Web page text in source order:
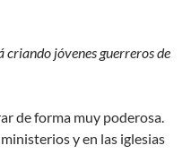
criando jóvenes guerreros de
de forma muy poderosa.
y en las iglesias